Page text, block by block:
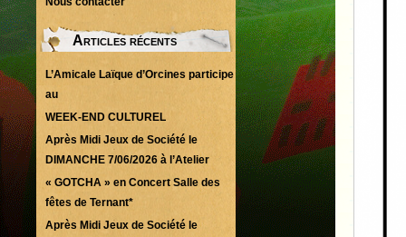
Articles récents
L’Amicale Laïque d’Orcines participe
au
WEEK-END CULTUREL
Après Midi Jeux de Société le
DIMANCHE 7/06/2026 à l’Atelier
« GOTCHA » en Concert Salle des
fêtes de Ternant*
Après Midi Jeux de Société le